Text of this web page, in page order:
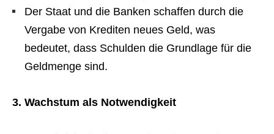
Der Staat und die Banken schaffen durch die
Vergabe von Krediten neues Geld, was
bedeutet, dass Schulden die Grundlage für die
Geldmenge sind.
3. Wachstum als Notwendigkeit